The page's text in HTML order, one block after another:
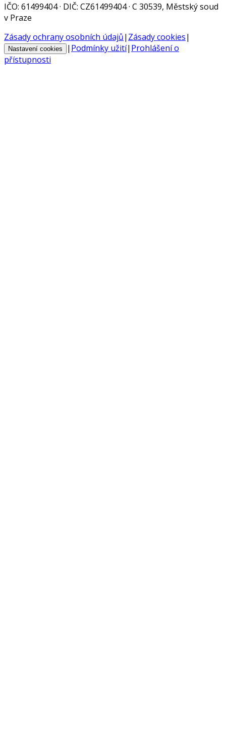
IČO: 61499404 · DIČ: CZ61499404 · C 30539, Městský soud
v Praze
Zásady ochrany osobních údajů| Zásady cookies|
Nastavení cookies | Podmínky užití| Prohlášení o
přístupnosti